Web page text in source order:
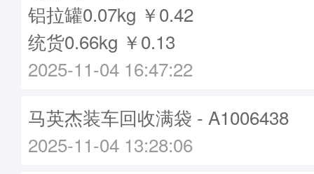
铝拉罐0.07kg ￥0.42
统货0.66kg ￥0.13
2025-11-04 16:47:22
马英杰装车回收满袋 - A1006438
2025-11-04 13:28:06